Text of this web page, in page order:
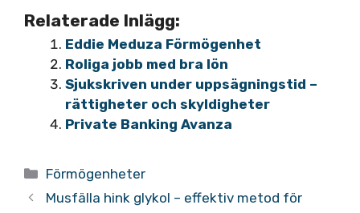
Relaterade Inlägg:
Eddie Meduza Förmögenhet
Roliga jobb med bra lön
Sjukskriven under uppsägningstid –
rättigheter och skyldigheter
Private Banking Avanza
Kategorier
Förmögenheter
Musfälla hink glykol – effektiv metod för